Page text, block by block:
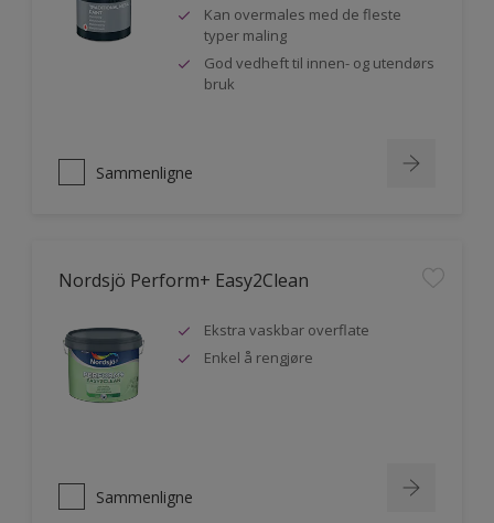
Kan overmales med de fleste
typer maling
God vedheft til innen- og utendørs
bruk
Sammenligne
Nordsjö Perform+ Easy2Clean
Ekstra vaskbar overflate
Enkel å rengjøre
Sammenligne